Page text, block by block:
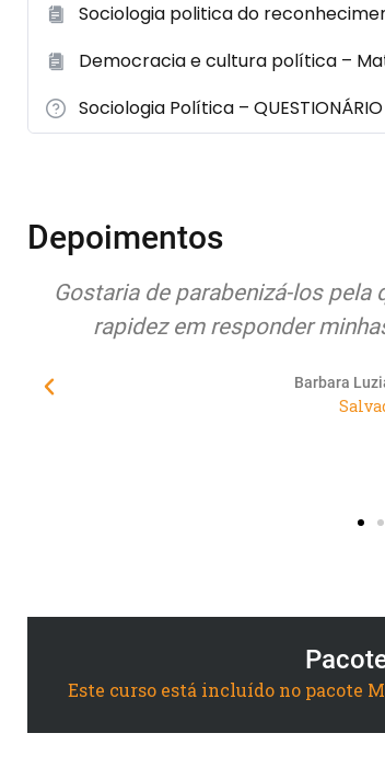
Sociologia politica do
Democracia e cultura política –
Sociologia Política – QUESTIONÁRIO
Depoimentos
e
Quero expor meus
atenção, compromisso,
urgentemente
Este curso está incluído no pacote